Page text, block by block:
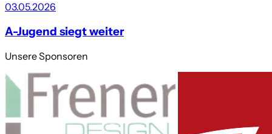
03.05.2026
A-Jugend siegt weiter
Unsere Sponsoren